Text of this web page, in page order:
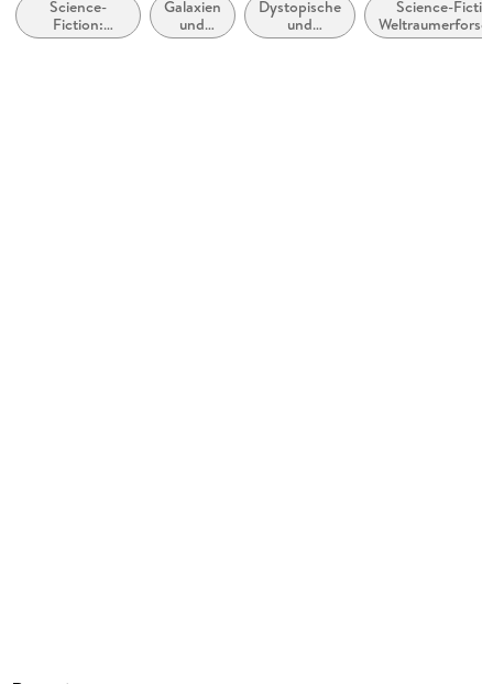
Verlag/Hersteller
FISCHER TOR
Science-
Fiction:
Weltraumoper,
Galaxien
und
Sterne
Dystopische
und
utopische
Science-